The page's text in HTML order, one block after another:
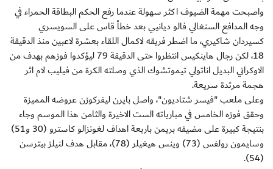
واصبحت مهمة الضيوف اكثر سهولة عندما رفع الحكم البطاقة الحمراء في
وجه المدافع السنغالي فالو ديانيي بعد خطأ قاس على السويسري
كسيردان شاكيري، ما اضطر فريقه لاكمال اللقاء بعشرة لاعبين منذ الدقيقة
18، لكن رجال هاينكيس انتظروا حتى الدقيقة 79 ليؤكدوا فوزهم بهدف من
الاوكراني البديل اناتولي تيموتشوك الذي وصلته الكرة من فيليب لام اثر
هجمة مرتدة سريعة.
وعلى ملعب "فيسر شتاديون"، واصل بايرن ليفركوزن عروضه المميزة
وحقق فوزه الخامس في مبارياته الست الاخيرة والثامن هذا الموسم وجاء
بنتيجة كبيرة على مضيفه بريمن باربعة اهداف لغونزالو كاسترو (30 و51)
وسايمون رولفس (73) وينس هيغيلر (78)، مقابل هدف لنيلز بيترسن
(54).